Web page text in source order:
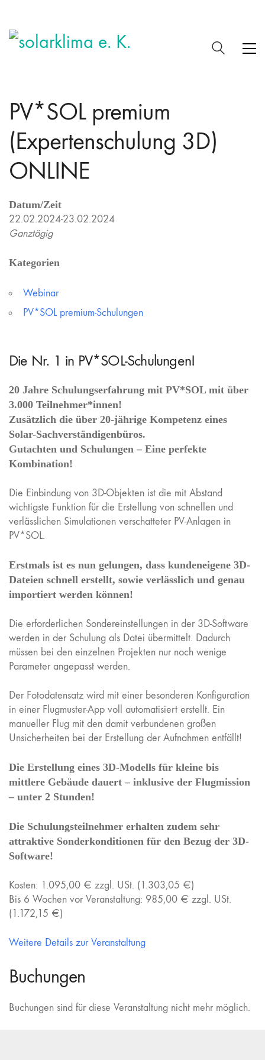
PV*SOL premium
(Expertenschulung 3D)
ONLINE
Datum/Zeit
22.02.2024-23.02.2024
Ganztägig
Kategorien
Webinar
PV*SOL premium-Schulungen
Die Nr. 1 in PV*SOL-Schulungen!
20 Jahre Schulungserfahrung mit PV*SOL mit über
3.000 Teilnehmer*innen!
Zusätzlich die über 20-jährige Kompetenz eines
Solar-Sachverständigenbüros.
Gutachten und Schulungen – Eine perfekte
Kombination!
Die Einbindung von 3D-Objekten ist die mit Abstand
wichtigste Funktion für die Erstellung von schnellen und
verlässlichen Simulationen verschatteter PV-Anlagen in
PV*SOL.
Erstmals ist es nun gelungen, dass kundeneigene 3D-
Dateien schnell erstellt, sowie verlässlich und genau
importiert werden können!
Die erforderlichen Sondereinstellungen in der 3D-Software
werden in der Schulung als Datei übermittelt. Dadurch
müssen bei den einzelnen Projekten nur noch wenige
Parameter angepasst werden.
Der Fotodatensatz wird mit einer besonderen Konfiguration
in einer Flugmuster-App voll automatisiert erstellt. Ein
manueller Flug mit den damit verbundenen großen
Unsicherheiten bei der Erstellung der Aufnahmen entfällt!
Die Erstellung eines 3D-Modells für kleine bis
mittlere Gebäude dauert – inklusive der Flugmission
– unter 2 Stunden!
Die Schulungsteilnehmer erhalten zudem sehr
attraktive Sonderkonditionen für den Bezug der 3D-
Software!
Kosten: 1.095,00 € zzgl. USt. (1.303,05 €)
Bis 6 Wochen vor Veranstaltung: 985,00 € zzgl. USt.
(1.172,15 €)
Weitere Details zur Veranstaltung
Buchungen
Buchungen sind für diese Veranstaltung nicht mehr möglich.